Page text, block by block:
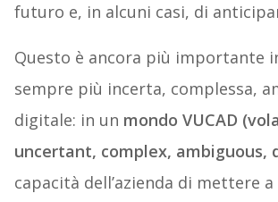
futuro e, in alcuni casi, di
Questo è ancora più importante
sempre più incerta, complessa,
digitale: in un mondo VUCAD
uncertant, complex, ambiguous,
capacità dell’azienda di mettere